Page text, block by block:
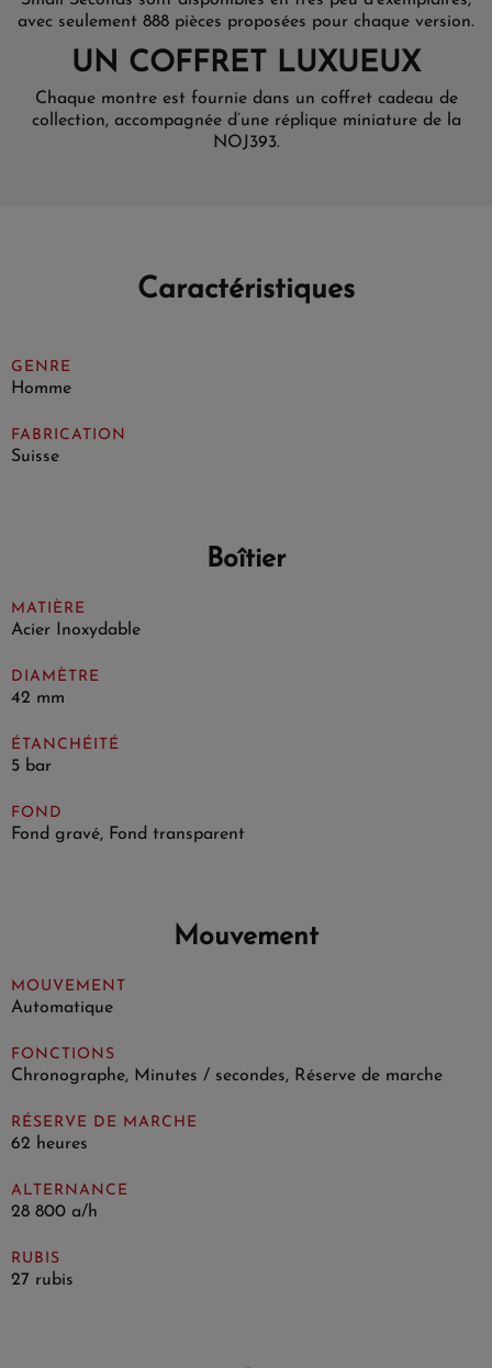
avec seulement 888 pièces proposées pour chaque version.
UN COFFRET LUXUEUX
Chaque montre est fournie dans un coffret cadeau de
collection, accompagnée d’une réplique miniature de la
NOJ393.
Caractéristiques
GENRE
Homme
FABRICATION
Suisse
Boîtier
MATIÈRE
Acier Inoxydable
DIAMÈTRE
42 mm
ÉTANCHÉITÉ
5 bar
FOND
Fond gravé, Fond transparent
Mouvement
MOUVEMENT
Automatique
FONCTIONS
Chronographe, Minutes / secondes, Réserve de marche
RÉSERVE DE MARCHE
62 heures
ALTERNANCE
28 800 a/h
RUBIS
27 rubis